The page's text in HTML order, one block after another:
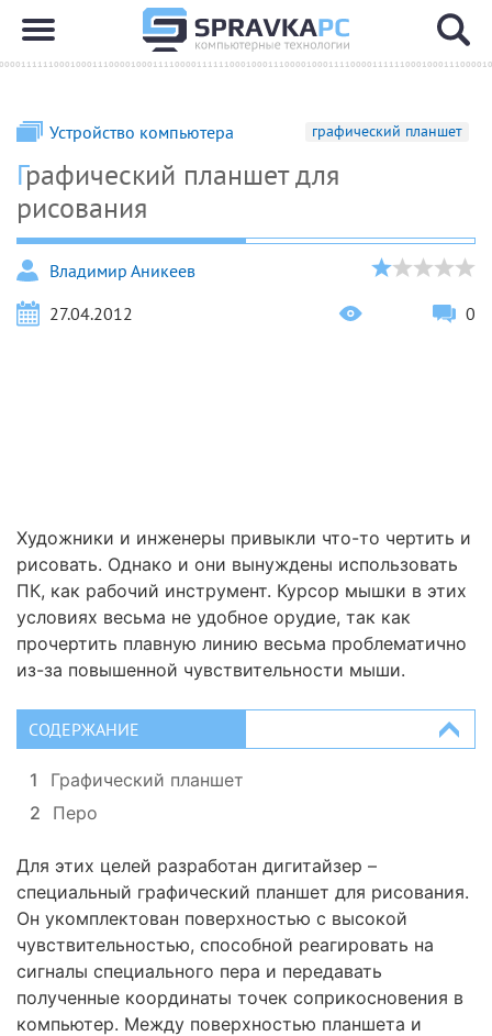
Устройство компьютера графический планшет
Графический планшет для
рисования
Владимир Аникеев
27.04.2012
0
Художники и инженеры привыкли что-то чертить и
рисовать. Однако и они вынуждены использовать
ПК, как рабочий инструмент. Курсор мышки в этих
условиях весьма не удобное орудие, так как
прочертить плавную линию весьма проблематично
из-за повышенной чувствительности мыши.
СОДЕРЖАНИЕ
1
Графический планшет
2
Перо
Для этих целей разработан дигитайзер –
специальный графический планшет для рисования.
Он укомплектован поверхностью с высокой
чувствительностью, способной реагировать на
сигналы специального пера и передавать
полученные координаты точек соприкосновения в
компьютер. Между поверхностью планшета и